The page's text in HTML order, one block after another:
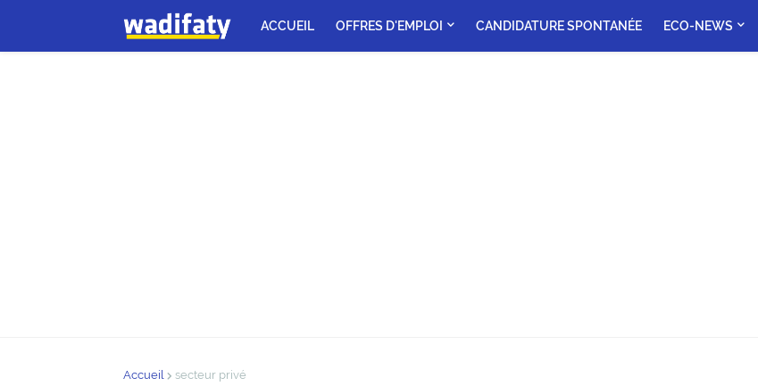
ACCUEIL OFFRES D'EMPLOI CANDIDATURE SPONTANÉE ECO-NEWS
Accueil secteur privé